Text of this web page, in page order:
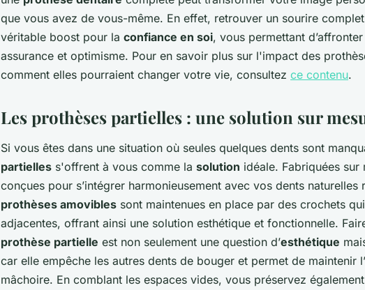
que vous avez de vous-même. En effet, retrouver un sourire
véritable boost pour la confiance en soi, vous permettant
assurance et optimisme. Pour en savoir plus sur l'impact des
comment elles pourraient changer votre vie, consultez ce contenu.
Les prothèses partielles : une solution sur
Si vous êtes dans une situation où seules quelques dents sont
partielles s'offrent à vous comme la solution idéale. Fabriquées sur
conçues pour s’intégrer harmonieusement avec vos dents naturelles
prothèses amovibles sont maintenues en place par des crochets
adjacentes, offrant ainsi une solution esthétique et fonctionnelle.
prothèse partielle est non seulement une question d’esthétique
car elle empêche les autres dents de bouger et permet de maintenir
mâchoire. En comblant les espaces vides, vous préservez